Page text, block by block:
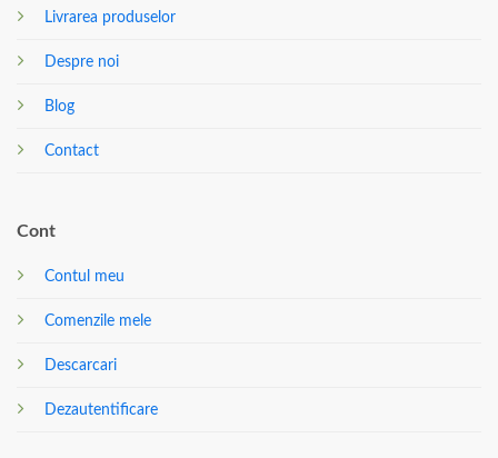
Livrarea produselor
Despre noi
Blog
Contact
Cont
Contul meu
Comenzile mele
Descarcari
Dezautentificare